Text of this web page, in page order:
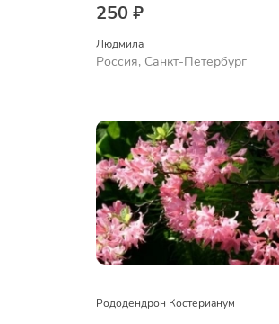
250 ₽
Людмила
Россия, Санкт-Петербург
Рододендрон Костерианум